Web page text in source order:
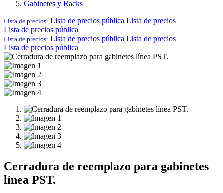
Gabinetes y Racks
Lista de precios: Lista de precios pública Lista de precios
Lista de precios pública
Lista de precios: Lista de precios pública Lista de precios
Lista de precios pública
Cerradura de reemplazo para gabinetes
línea PST.